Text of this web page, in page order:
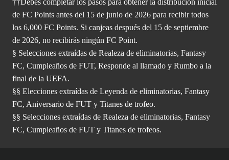
de FC Points antes del 15 de junio de 2026 para recibir todos
los 6,000 FC Points. Si canjeas después del 15 de septiembre
de 2026, no recibirás ningún FC Point.
§ Selecciones extraídas de Realeza de eliminatorias, Fantasy
FC, Cumpleaños de FUT, Responde al llamado y Rumbo a la
final de la UEFA.
§§ Elecciones extraídas de Leyenda de eliminatorias, Fantasy
FC, Aniversario de FUT y Titanes de trofeo.
§§ Selecciones extraídas de Realeza de eliminatorias, Fantasy
FC, Cumpleaños de FUT y Titanes de trofeos.